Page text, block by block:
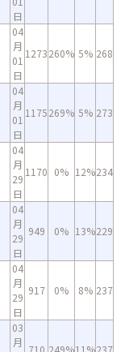
日
04
月
01
日
1273260% 5% 268
04
月
01
日
1175269% 5% 273
04
月
29
日
1170 0% 12%234
04
月
29
日
949 0% 13%229
04
月
29
日
917 0% 8% 237
03
月
710 249%11%237